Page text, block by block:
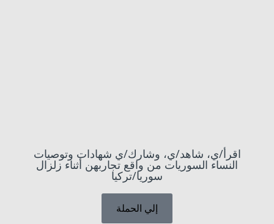
اقرأ/ي، شاهد/ي، وشارك/ي شهادات وتوصيات
النساء السوريات من واقع تجاربهن أثناء زلزال
سوريا/تركيا
إلي الحملة